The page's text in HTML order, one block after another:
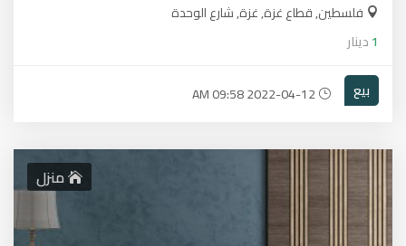
فلسطين, قطاع غزة, غزة, شارع الوحدة
1دينار
بيع
منزل